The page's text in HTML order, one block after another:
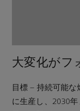
大変化がフ
目標 – 持続可能
に生産し、2030